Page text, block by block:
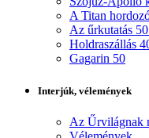
A Titan
Az űrkutatás
Holdraszállás
Gagarin 50
Interjúk, vélemények
Az Űrvilágnak